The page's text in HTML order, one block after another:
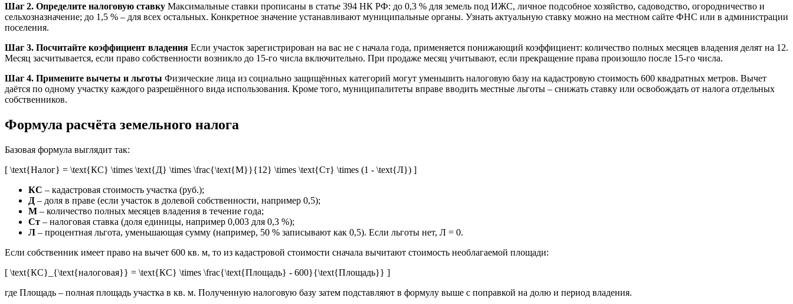
Шаг 2. Определите налоговую ставку Максимальные ставки прописаны в статье 394 НК РФ: до 0,3 % для земель под ИЖС, личное подсобное хозяйство, садоводство, огородничество и
сельхозназначение; до 1,5 % – для всех остальных. Конкретное значение устанавливают муниципальные органы. Узнать актуальную ставку можно на местном сайте ФНС или в администрации
поселения.
Шаг 3. Посчитайте коэффициент владения Если участок зарегистрирован на вас не с начала года, применяется понижающий коэффициент: количество полных месяцев владения делят на 12.
Месяц засчитывается, если право собственности возникло до 15-го числа включительно. При продаже месяц учитывают, если прекращение права произошло после 15-го числа.
Шаг 4. Примените вычеты и льготы Физические лица из социально защищённых категорий могут уменьшить налоговую базу на кадастровую стоимость 600 квадратных метров. Вычет
даётся по одному участку каждого разрешённого вида использования. Кроме того, муниципалитеты вправе вводить местные льготы – снижать ставку или освобождать от налога отдельных
собственников.
Формула расчёта земельного налога
Базовая формула выглядит так:
[ \text{Налог} = \text{КС} \times \text{Д} \times \frac{\text{М}}{12} \times \text{Ст} \times (1 - \text{Л}) ]
КС – кадастровая стоимость участка (руб.);
Д – доля в праве (если участок в долевой собственности, например 0,5);
М – количество полных месяцев владения в течение года;
Ст – налоговая ставка (доля единицы, например 0,003 для 0,3 %);
Л – процентная льгота, уменьшающая сумму (например, 50 % записывают как 0,5). Если льготы нет, Л = 0.
Если собственник имеет право на вычет 600 кв. м, то из кадастровой стоимости сначала вычитают стоимость необлагаемой площади:
[ \text{КС}_{\text{налоговая}} = \text{КС} \times \frac{\text{Площадь} - 600}{\text{Площадь}} ]
где Площадь – полная площадь участка в кв. м. Полученную налоговую базу затем подставляют в формулу выше с поправкой на долю и период владения.